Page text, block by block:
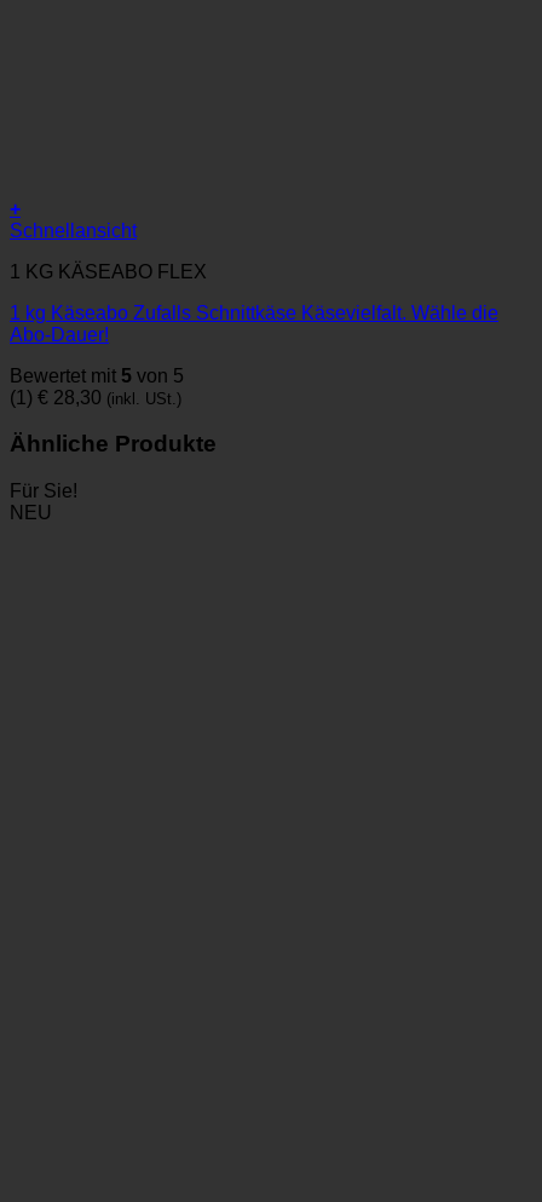
+
Schnellansicht
1 KG KÄSEABO FLEX
1 kg Käseabo Zufalls Schnittkäse Käsevielfalt. Wähle die
Abo-Dauer!
Bewertet mit 5 von 5
(1) € 28,30 (inkl. USt.)
Ähnliche Produkte
Für Sie!
NEU